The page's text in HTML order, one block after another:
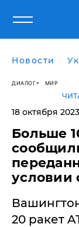
Новости
ДИАЛОГ МИР
18 октября
​Больше
20 ракет